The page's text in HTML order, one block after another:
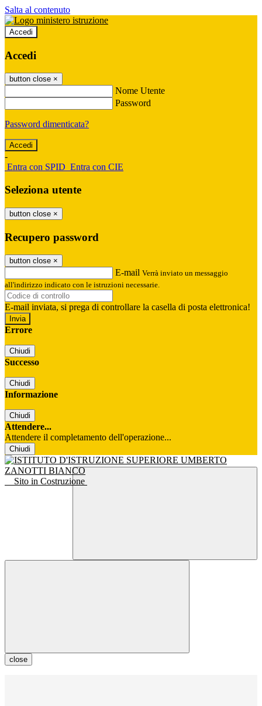
Salta al contenuto
Accedi
Accedi
button close ×
Nome Utente
Password
Password dimenticata?
-
Entra con SPID Entra con CIE
Seleziona utente
button close ×
Recupero password
button close ×
E-mail Verrà inviato un messaggio
all'indirizzo indicato con le istruzioni necessarie.
E-mail inviata, si prega di controllare la casella di posta elettronica!
Errore
Chiudi
Successo
Chiudi
Informazione
Chiudi
Attendere...
Attendere il completamento dell'operazione...
Chiudi
Sito in Costruzione
close